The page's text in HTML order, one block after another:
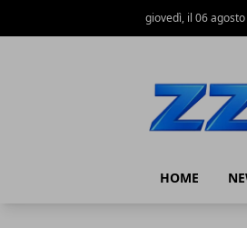
giovedì, il 06
HOME